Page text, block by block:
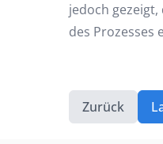
jedoch
des Prozesses
Zurück